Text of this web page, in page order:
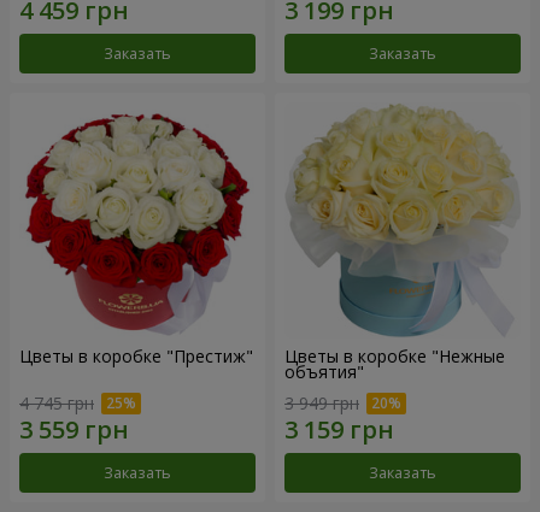
Заказать Заказать
Цветы в коробке "Престиж"
4 745 грн
Заказать
Цветы в коробке "Нежные
объятия"
3 949 грн
Заказать